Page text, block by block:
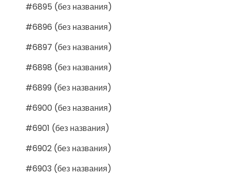
#6895 (без названия)
#6896 (без названия)
#6897 (без названия)
#6898 (без названия)
#6899 (без названия)
#6900 (без названия)
#6901 (без названия)
#6902 (без названия)
#6903 (без названия)